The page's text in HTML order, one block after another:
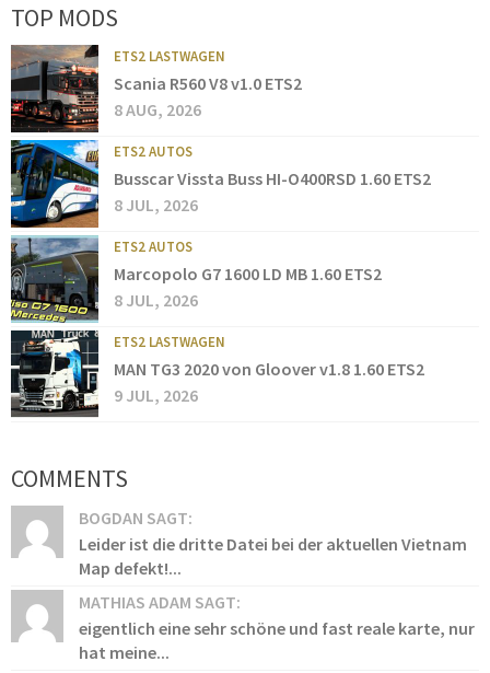
TOP MODS
ETS2 LASTWAGEN
Scania R560 V8 v1.0 ETS2
8 AUG, 2026
ETS2 AUTOS
Busscar Vissta Buss HI-O400RSD 1.60 ETS2
8 JUL, 2026
ETS2 AUTOS
Marcopolo G7 1600 LD MB 1.60 ETS2
8 JUL, 2026
ETS2 LASTWAGEN
MAN TG3 2020 von Gloover v1.8 1.60 ETS2
9 JUL, 2026
COMMENTS
BOGDAN SAGT:
Leider ist die dritte Datei bei der aktuellen Vietnam
Map defekt!...
MATHIAS ADAM SAGT:
eigentlich eine sehr schöne und fast reale karte, nur
hat meine...